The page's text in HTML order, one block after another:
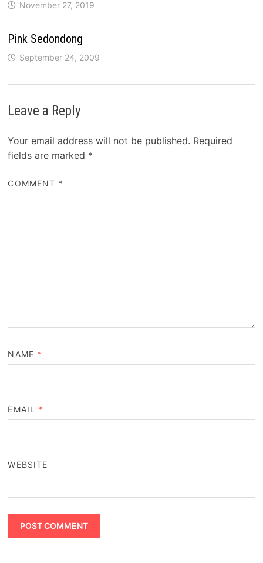
November 27, 2019
Pink Sedondong
September 24, 2009
Leave a Reply
Your email address will not be published. Required
fields are marked *
COMMENT *
NAME *
EMAIL *
WEBSITE